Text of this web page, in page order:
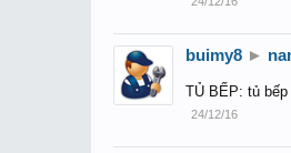
buimy8 ►
TỦ BẾP: tủ
24/12/16